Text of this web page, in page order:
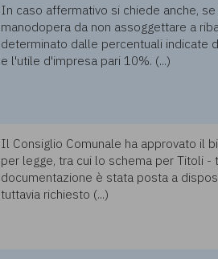
In caso affermativo si chiede anche,
manodopera da non assoggettare a
determinato dalle percentuali indicate
e l'utile d'impresa pari 10%. (...)
Il Consiglio Comunale ha approvato il
per legge, tra cui lo schema per Titoli -
documentazione è stata posta a
tuttavia richiesto (...)